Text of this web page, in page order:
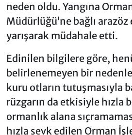
neden oldu. Yangına
Müdürlüğü’ne bağlı
yarışarak müdahale etti.
Edinilen bilgilere göre,
belirlenemeyen bir
kuru otların tutuşmasıyla
rüzgarın da etkisiyle hızla
ormanlık alana
hızla sevk edilen Orman